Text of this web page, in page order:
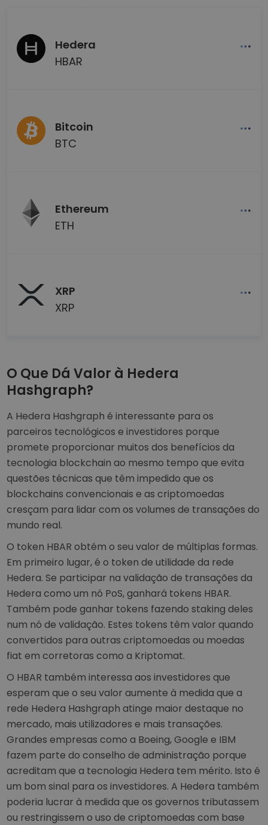
Hedera
HBAR
Bitcoin
BTC
Ethereum
ETH
XRP
XRP
O Que Dá Valor à Hedera
Hashgraph?
A Hedera Hashgraph é interessante para os
parceiros tecnológicos e investidores porque
promete proporcionar muitos dos benefícios da
tecnologia blockchain ao mesmo tempo que evita
questões técnicas que têm impedido que os
blockchains convencionais e as criptomoedas
cresçam para lidar com os volumes de transações do
mundo real.
O token HBAR obtém o seu valor de múltiplas formas.
Em primeiro lugar, é o token de utilidade da rede
Hedera. Se participar na validação de transações da
Hedera como um nó PoS, ganhará tokens HBAR.
Também pode ganhar tokens fazendo staking deles
num nó de validação. Estes tokens têm valor quando
convertidos para outras criptomoedas ou moedas
fiat em corretoras como a Kriptomat.
O HBAR também interessa aos investidores que
esperam que o seu valor aumente à medida que a
rede Hedera Hashgraph atinge maior destaque no
mercado, mais utilizadores e mais transações.
Grandes empresas como a Boeing, Google e IBM
fazem parte do conselho de administração porque
acreditam que a tecnologia Hedera tem mérito. Isto é
um bom sinal para os investidores. A Hedera também
poderia lucrar à medida que os governos tributassem
ou restringissem o uso de criptomoedas com base